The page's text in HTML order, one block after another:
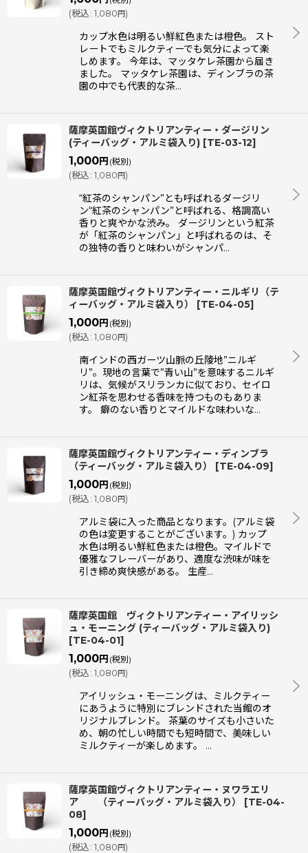
(税込: 1,080円)
カップ水色は明るい鮮紅色または橙色。 スト
レートでもミルクティーでも気分によって楽
しめます。 今年は、マッタケレ茶園から届き
ました。 マッタケレ茶園は、ディンブラの茶
園の中でも代表的な茶…
薩摩英国館ヴィクトリアンティー・ダージリン
(ティーバッグ・アルミ袋入り) [TE-03-12]
1,000円 (税別)
(税込: 1,080円)
“紅茶のシャンパン”とも呼ばれるダージリ
ン“紅茶のシャンパン”と呼ばれる、格調高い
香りと爽やかな渋み。 ダージリンという紅茶
が「紅茶のシャンパン」と呼ばれるのは、そ
の独特の香りと味わいがシャンパ…
薩摩英国館ヴィクトリアンティー・ニルギリ（テ
ィーバッグ・アルミ袋入り）
[TE-04-05]
1,000円 (税別)
(税込: 1,080円)
南インドの西ガーツ山脈の丘陵地”ニルギ
リ”。現地の言葉で”青い山”を意味するニルギ
リは、気候がスリランカに似ており、セイロ
ン紅茶を思わせる香味を持つものもありま
す。 癖のない香りとマイルドな味わいな…
薩摩英国館ヴィクトリアンティー・ディンブラ
（ティーバッグ・アルミ袋入り）
[TE-04-09]
1,000円 (税別)
(税込: 1,080円)
アルミ袋に入った商品となります。(アルミ袋
の色は変更することがございます。) カップ
水色は明るい鮮紅色または橙色。マイルドで
優雅なフレーバーがあり、適度な渋味が味を
引き締め爽快感がある。 生産…
薩摩英国館 ヴィクトリアンティー・アイリッシ
ュ・モーニング (ティーバッグ・アルミ袋入り)
[TE-04-01]
1,000円 (税別)
(税込: 1,080円)
アイリッシュ・モーニングは、ミルクティー
にあうように特別にブレンドされた当館のオ
リジナルブレンド。 茶葉のサイズも小さいた
め、朝の忙しい時間でも短時間で、美味しい
ミルクティーが楽しめます。 …
薩摩英国館ヴィクトリアンティー・ヌワラエリ
ア （ティーバッグ・アルミ袋入り）
[TE-04-
08]
1,000円 (税別)
(税込: 1,080円)